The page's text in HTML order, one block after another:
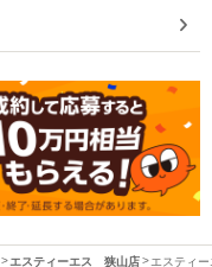
エスティーエス 狭山店 エスティ